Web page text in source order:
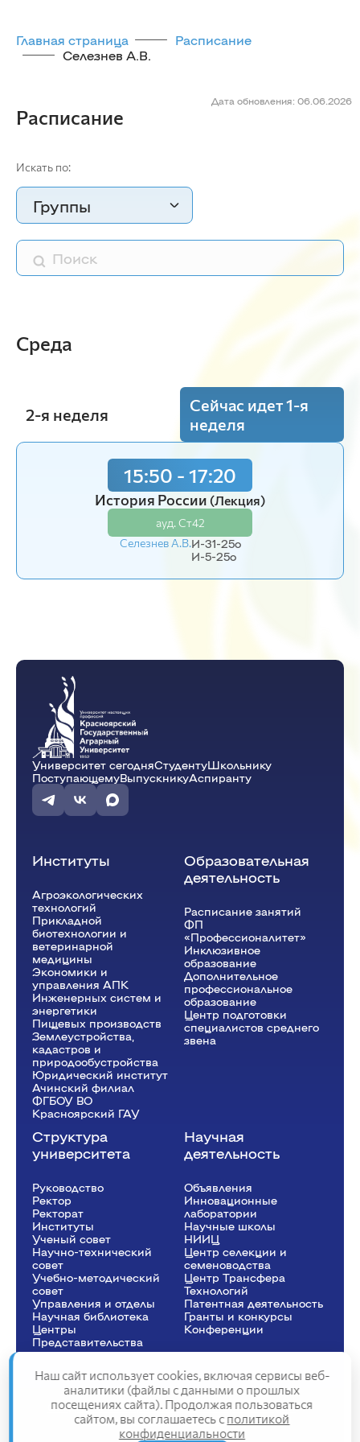
Главная страница
Расписание
Селезнев А.В.
Дата обновления: 06.06.2026
Расписание
Искать по:
Группы
Среда
2-я неделя
Сейчас идет 1-я
неделя
15:50 - 17:20
История России (Лекция)
ауд. Ст42
Селезнев А.В.И-31-25o
И-5-25o
Университет сегодняСтудентуШкольнику
ПоступающемуВыпускникуАспиранту
Институты
Агроэкологических
технологий
Прикладной
биотехнологии и
ветеринарной
медицины
Экономики и
управления АПК
Инженерных систем и
энергетики
Пищевых производств
Землеустройства,
кадастров и
природообустройства
Юридический институт
Ачинский филиал
ФГБОУ ВО
Красноярский ГАУ
Образовательная
деятельность
Расписание занятий
ФП
«Профессионалитет»
Инклюзивное
образование
Дополнительное
профессиональное
образование
Центр подготовки
специалистов среднего
звена
Структура
университета
Руководство
Ректор
Рeкторат
Институты
Ученый совет
Научно-технический
совет
Учебно-методический
совет
Управления и отделы
Научная библиотека
Центры
Представительства
Научная
деятельность
Объявления
Инновационные
лаборатории
Научные школы
НИИЦ
Центр селекции и
семеноводства
Центр Трансфера
Технологий
Патентная деятельность
Гранты и конкурсы
Конференции
Сведения об образовательной организации
Политика конфиденциальности
Структура сайта
Наш сайт использует cookies, включая сервисы веб-
аналитики (файлы с данными о прошлых
посещениях сайта). Продолжая пользоваться
сайтом, вы соглашаетесь с политикой
конфиденциальности